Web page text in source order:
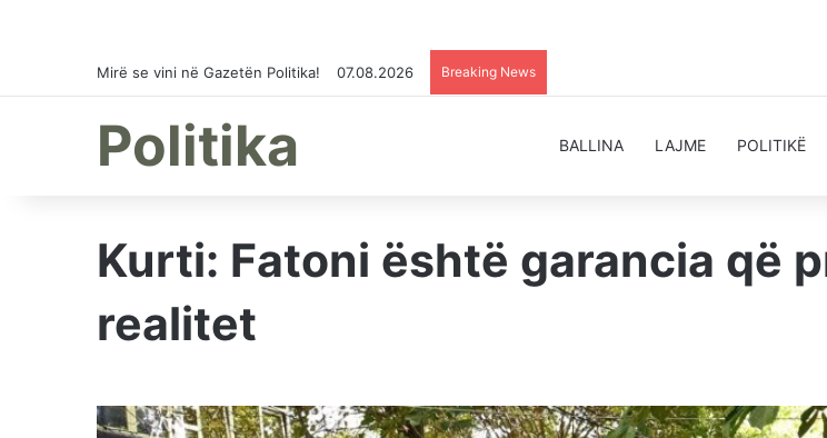
Mirë se vini në Gazetën Politika! 07.08.2026 Breaking News
Politika BALLINA LAJME POLITIKË
Kurti: Fatoni është garancia që
realitet